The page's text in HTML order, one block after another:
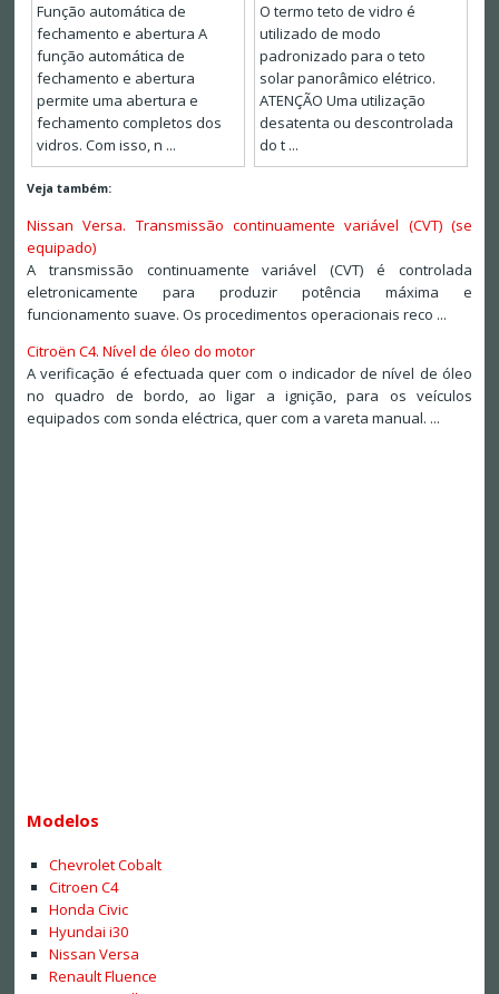
Função automática de
fechamento e abertura A
função automática de
fechamento e abertura
permite uma abertura e
fechamento completos dos
vidros. Com isso, n ...
O termo teto de vidro é
utilizado de modo
padronizado para o teto
solar panorâmico elétrico.
ATENÇÃO Uma utilização
desatenta ou descontrolada
do t ...
Veja também:
Nissan Versa. Transmissão continuamente variável (CVT) (se
equipado)
A transmissão continuamente variável (CVT) é controlada
eletronicamente para produzir potência máxima e
funcionamento suave. Os procedimentos operacionais reco ...
Citroën C4. Nível de óleo do motor
A verificação é efectuada quer com o indicador de nível de óleo
no quadro de bordo, ao ligar a ignição, para os veículos
equipados com sonda eléctrica, quer com a vareta manual. ...
Modelos
Chevrolet Cobalt
Citroen C4
Honda Civic
Hyundai i30
Nissan Versa
Renault Fluence